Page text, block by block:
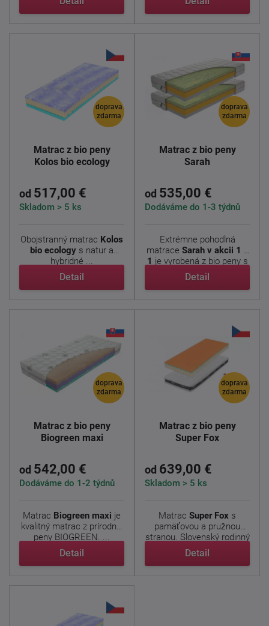
doprava
zdarma
Matrac z bio peny
Kolos bio ecology
od 517,00 €
Skladom > 5 ks
Obojstranný matrac Kolos
bio ecology s natur a
hybridné ...
Detail
doprava
zdarma
Matrac z bio peny
Sarah
od 535,00 €
Dodáváme do 1-3 týdnů
Extrémne pohodlná
matrace Sarah v akcii 1 +
1 je vyrobená z bio peny s
...
Detail
doprava
zdarma
Matrac z bio peny
Biogreen maxi
od 542,00 €
Dodáváme do 1-2 týdnů
Matrac Biogreen maxi je
kvalitný matrac z prírodnej
peny BIOGREEN. ...
Detail
doprava
zdarma
Matrac z bio peny
Super Fox
od 639,00 €
Skladom > 5 ks
Matrac Super Fox s
pamäťovou a pružnou
stranou. Slovenský rodinný
...
Detail